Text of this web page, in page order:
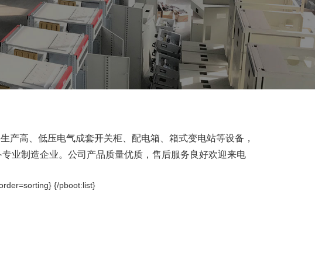
产高、低压电气成套开关柜、配电箱、箱式变电站等设备，
业制造企业。公司产品质量优质，售后服务良好欢迎来电
{/pboot:list}